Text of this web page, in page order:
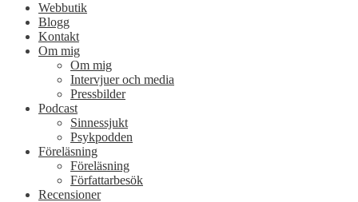
Webbutik
Blogg
Kontakt
Om mig
Om mig
Intervjuer och media
Pressbilder
Podcast
Sinnessjukt
Psykpodden
Föreläsning
Föreläsning
Författarbesök
Recensioner